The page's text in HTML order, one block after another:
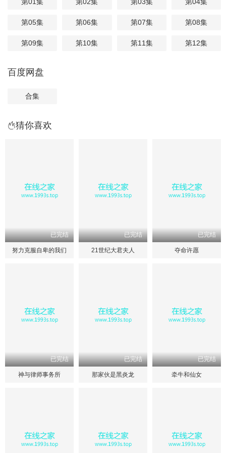
第05集 第06集 第07集 第08集
第09集 第10集 第11集 第12集
百度网盘
合集
猜你喜欢
已完结
努力克服自卑的我们
已完结
21世纪大君夫人
已完结
夺命许愿
已完结
神与律师事务所
已完结
那家伙是黑炎龙
已完结
牵牛和仙女